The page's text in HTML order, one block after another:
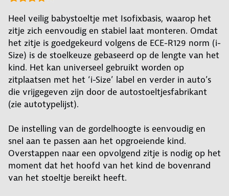
Heel veilig babystoeltje met Isofixbasis, waarop het
zitje zich eenvoudig en stabiel laat monteren. Omdat
het zitje is goedgekeurd volgens de ECE-R129 norm (i-
Size) is de stoelkeuze gebaseerd op de lengte van het
kind. Het kan universeel gebruikt worden op
zitplaatsen met het ‘i-Size’ label en verder in auto’s
die vrijgegeven zijn door de autostoeltjesfabrikant
(zie autotypelijst).
De instelling van de gordelhoogte is eenvoudig en
snel aan te passen aan het opgroeiende kind.
Overstappen naar een opvolgend zitje is nodig op het
moment dat het hoofd van het kind de bovenrand
van het stoeltje bereikt heeft.